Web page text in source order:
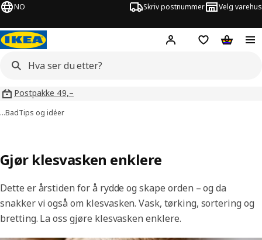
NO Skriv postnummer Velg varehus
Hej! Logg innHuskeliste
Postpakke 49,–
…BadTips og idéer
Gjør klesvasken enklere
Dette er årstiden for å rydde og skape orden – og da
snakker vi også om klesvasken. Vask, tørking, sortering og
bretting. La oss gjøre klesvasken enklere.